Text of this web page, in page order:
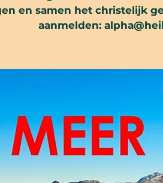
en samen het christelijk
aanmelden: